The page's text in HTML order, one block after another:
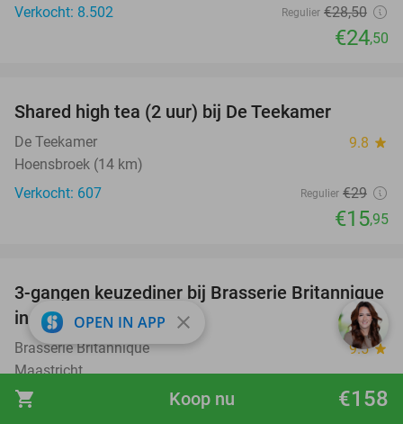
shopping_cart €158
Koop nu
Verkocht: 8.502
Regulier €28,50
€24,50
Shared high tea (2 uur) bij De Teekamer
De Teekamer 9.8 star
Hoensbroek (14 km)
Verkocht: 607
Regulier €29
€15,95
43%
3-gangen keuzediner bij Brasserie Britannique
in hartje Maastricht
Brasserie Britannique 9.5star
Maastricht
Verkocht: 286
€44,95
OPEN IN APP close